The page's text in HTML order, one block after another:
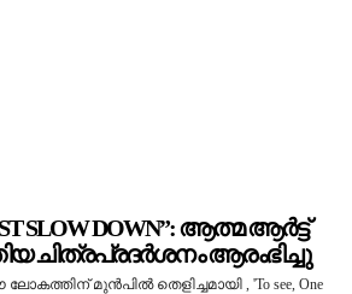
SLOW DOWN”: ആത്മ ആർട്ട്
ചിത്രപ്രദർശനം ആരംഭിച്ചു
മുൻപിൽ തെളിച്ചമായി , 'To see, One